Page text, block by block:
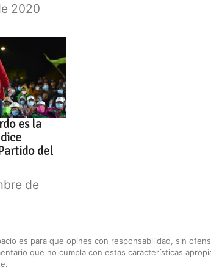
2020
es la
del
de
es para que opines con responsabilidad, sin
que no cumpla con estas características